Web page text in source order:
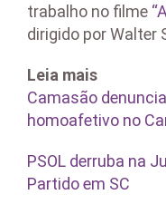
trabalho no filme
dirigido por Walter
Leia mais
Camasão
homoafetivo no
PSOL derruba na
Partido em SC